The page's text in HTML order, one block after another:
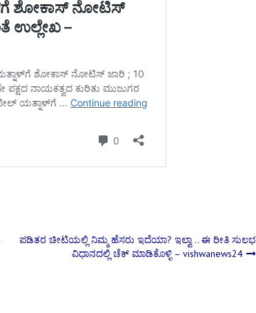
ಪಡಿತರ ಚೀಟಿಯಲ್ಲಿ ನಿಮ್ಮ ಹೆಸರು ಇದೆಯಾ? ಇಲ್ವಾ .. ಈ ರೀತಿ ಸುಲಭ
ವಿಧಾನದಲ್ಲಿ ಚೆಕ್ ಮಾಡಿಕೊಳ್ಳಿ – vishwanews24